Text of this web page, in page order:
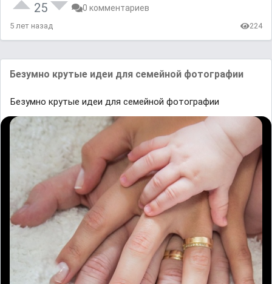
25 0 комментариев
5 лет назад 224
Безумно крутые идеи для семейной фотографии
Безумно крутые идеи для семейной фотографии